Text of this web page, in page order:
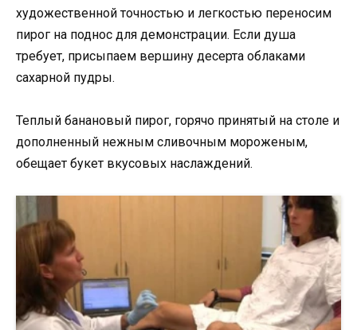
художественной точностью и легкостью переносим
пирог на поднос для демонстрации. Если душа
требует, присыпаем вершину десерта облаками
сахарной пудры.
Теплый банановый пирог, горячо принятый на столе и
дополненный нежным сливочным мороженым,
обещает букет вкусовых наслаждений.